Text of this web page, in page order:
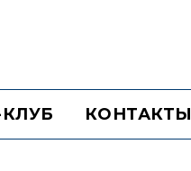
КОНТАКТЫ